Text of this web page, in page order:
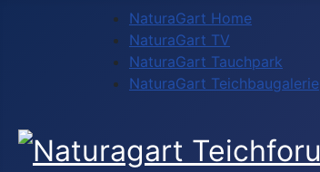
NaturaGart Home
NaturaGart TV
NaturaGart Tauchpark
NaturaGart Teichbaugalerie